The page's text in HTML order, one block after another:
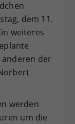
dem 11.
weiteres
der
werden
um die